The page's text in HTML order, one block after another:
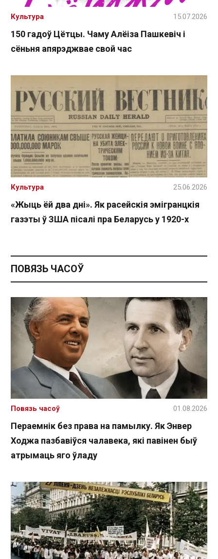
150 гадоў Цётцы. Чаму Алёіза Пашкевіч і
сёньня апярэджвае свой час
Культура 15.07.2026
«Жыць ёй два дні». Як расейскія эмігранцкія
газэты ў ЗША пісалі пра Беларусь у 1920-х
Культура 25.06.2026
ПОВЯЗЬ ЧАСОЎ
Пераемнік без права на памылку. Як Энвер
Ходжа пазбавіўся чалавека, які павінен быў
атрымаць яго ўладу
Повязь часоў 01.08.2026